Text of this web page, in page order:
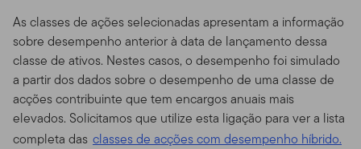
As classes de ações selecionadas apresentam a informação
sobre desempenho anterior à data de lançamento dessa
classe de ativos. Nestes casos, o desempenho foi simulado
a partir dos dados sobre o desempenho de uma classe de
acções contribuinte que tem encargos anuais mais
elevados. Solicitamos que utilize esta ligação para ver a lista
completa das classes de acções com desempenho híbrido.
como um pedido de compra, ou oferta e venda, ou
ainda recomendação para algum título, produto ou
serviço para qualquer pessoa em qualquer jurisdição
em que tal solicitação, oferta, compra ou venda seja
considerada ilegal pelas leis de tal jurisdição.
Não há recomendação de investimentos ou